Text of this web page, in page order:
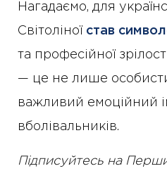
Нагадаємо, для
Світоліної став
та професійної
— це не лише
важливий емоційний
вболівальників.
Підписуйтесь на